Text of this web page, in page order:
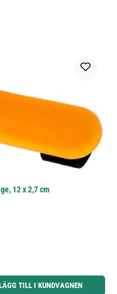
12 x 2,7 cm
för att öka eller minska kvantiteten.
TILL I KUNDVAGNEN